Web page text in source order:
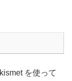
を使って